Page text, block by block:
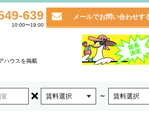
639
10:00〜19:00
メールでお問い合わせす
ハウスを掲載
賃料選択 ～ 賃料選択